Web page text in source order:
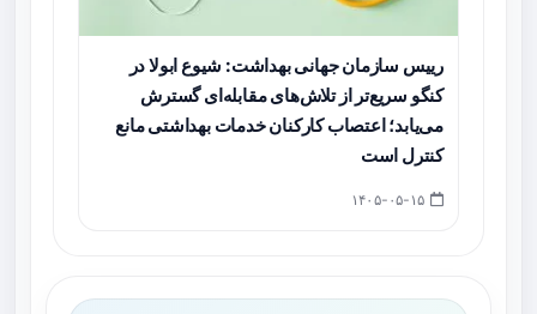
رییس سازمان جهانی بهداشت: شیوع ابولا در
کنگو سریع‌تر از تلاش‌های مقابله‌ای گسترش
می‌یابد؛ اعتصاب کارکنان خدمات بهداشتی مانع
کنترل است